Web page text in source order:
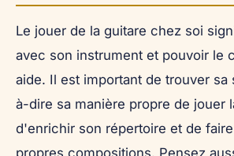
Le jouer de la guitare chez soi
avec son instrument et pouvoir le
aide. Il est important de trouver
à-dire sa manière propre de jouer
d'enrichir son répertoire et de
propres compositions. Pensez